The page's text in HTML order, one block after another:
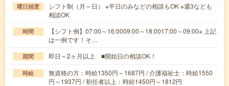
曜日頻度
シフト制（月～日） ※平日のみなどの相談もOK ※週3なども
相談OK
時間
【シフト例】07:00～16:0009:00～18:0017:00～09:00※ 上記
は一例です！そ…
期間 即日～2ヶ月以上 ■開始日の相談OK！
時給
無資格の方：時給1350円～1687円 / 介護福祉士：時給1550
円～1937円 / 初任者以上：時給1450円～1812円